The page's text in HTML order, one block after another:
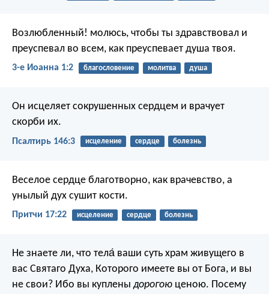
Возлюбленный! молюсь, чтобы ты здравствовал и
преуспевал во всем, как преуспевает душа твоя.
3-е Иоанна 1:2 благословение молитва душа
Он исцеляет сокрушенных сердцем и врачует
скорби их.
Псалтирь 146:3 исцеление сердце болезнь
Веселое сердце благотворно, как врачевство, а
унылый дух сушит кости.
Притчи 17:22 исцеление сердце болезнь
Не знаете ли, что тела́ ваши суть храм живущего в
вас Святаго Духа, Которого имеете вы от Бога, и вы
не свои? Ибо вы куплены дорогою ценою. Посему